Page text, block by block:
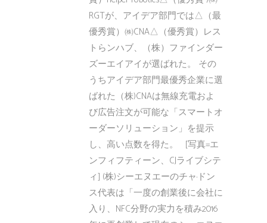
RGTが、アイデア部門では△（最
優秀賞）㈱CNA△（優秀賞）レス
トらンハブ、（株）ファインダー
ズーエイアイが選ばれた。 その
うちアイデア部門最優秀企業に選
ばれた（株)CNAは無線充電およ
び広告注文が可能な「スマートオ
ーダーソリューション」を提示
し、高い点数を得た。 [写真=エ
ンフィフティーン、CJライブシテ
ィ] (株)シーエヌエーのチャ·ドン
ス代表は「一度の創業後に会社に
入り、NFC分野の実力を積み2016